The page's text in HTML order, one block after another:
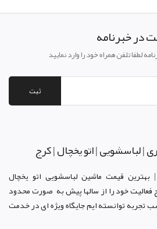
در خبرنامه
لطفا تلفن همراه خود را وارد نمایید
ثبت
| لباسشویی | اتو یخچال | کرج
بهترین قیمت ماشین لباسشویی اتو یخچال
فعالیت خود را از سالها پیش به صورت محدود
تجربه توانسته ایم جایگاه ویژه ای در خدمت